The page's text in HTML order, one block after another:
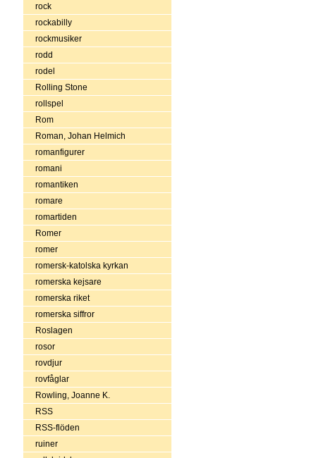
rock
rockabilly
rockmusiker
rodd
rodel
Rolling Stone
rollspel
Rom
Roman, Johan Helmich
romanfigurer
romani
romantiken
romare
romartiden
Romer
romer
romersk-katolska kyrkan
romerska kejsare
romerska riket
romerska siffror
Roslagen
rosor
rovdjur
rovfåglar
Rowling, Joanne K.
RSS
RSS-flöden
ruiner